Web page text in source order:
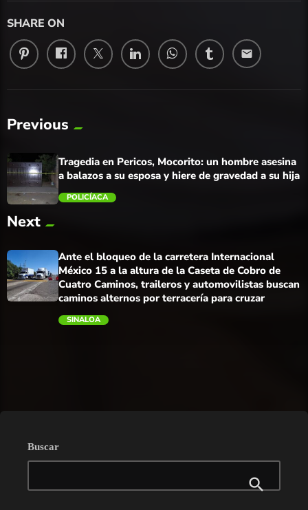
SHARE ON
email
Previous
Tragedia en Pericos, Mocorito: un hombre asesina
a balazos a su esposa y hiere de gravedad a su hija
POLICÍACA
Next
Ante el bloqueo de la carretera Internacional
México 15 a la altura de la Caseta de Cobro de
Cuatro Caminos, traileros y automovilistas buscan
caminos alternos por terracería para cruzar
SINALOA
Buscar